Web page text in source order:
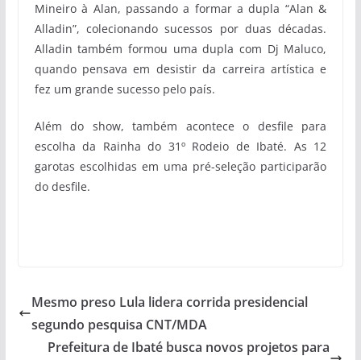
Mineiro à Alan, passando a formar a dupla “Alan &
Alladin”, colecionando sucessos por duas décadas.
Alladin também formou uma dupla com Dj Maluco,
quando pensava em desistir da carreira artística e
fez um grande sucesso pelo país.
Além do show, também acontece o desfile para
escolha da Rainha do 31º Rodeio de Ibaté. As 12
garotas escolhidas em uma pré-seleção participarão
do desfile.
Mesmo preso Lula lidera corrida presidencial
segundo pesquisa CNT/MDA
Prefeitura de Ibaté busca novos projetos para